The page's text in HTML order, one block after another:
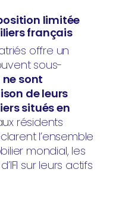
limitée
français
offre un
sous-
ne sont
de leurs
situés en
résidents
l’ensemble
mondial, les
sur leurs actifs